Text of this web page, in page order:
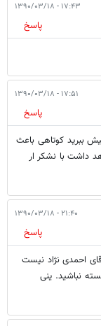
۱۷:۴۳ - ۱۳۹۰/۰۳/۱۸
پاسخ
۱۷:۵۱ - ۱۳۹۰/۰۳/۱۸
پاسخ
ببرید کوتاهی باعث
داشت با نشکر ار
۲۱:۴۰ - ۱۳۹۰/۰۳/۱۸
پاسخ
احمدی نژاد نیست
گردید&#187; واقعا خسته نباشید. ینی